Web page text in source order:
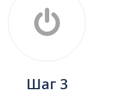
Шаг 3